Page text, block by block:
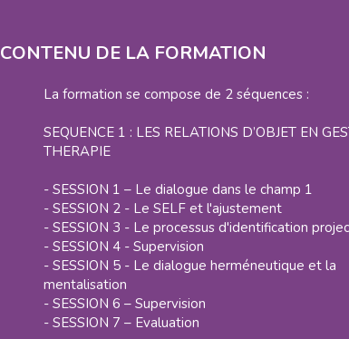
CONTENU DE LA FORMATION
La formation se compose de 2 séquences :
SEQUENCE 1 : LES RELATIONS D’OBJET EN
THERAPIE
- SESSION 1 – Le dialogue dans le champ 1
- SESSION 2 - Le SELF et l'ajustement
- SESSION 3 - Le processus d'identification
- SESSION 4 - Supervision
- SESSION 5 - Le dialogue herméneutique et la
mentalisation
- SESSION 6 – Supervision
- SESSION 7 – Evaluation